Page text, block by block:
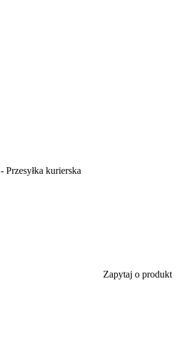
- Przesyłka kurierska
Zapytaj o produkt